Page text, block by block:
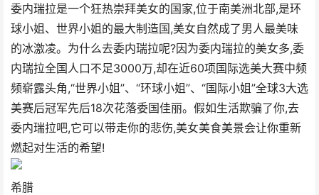
委内瑞拉是一个狂热崇拜美女的国家,位于南美洲北部,是环
球小姐、世界小姐的最大制造国,美女自然成了男人最美味
的冰激凌。为什么去委内瑞拉呢?因为委内瑞拉的美女多,委
内瑞拉全国人口不足3000万,却在近60项国际选美大赛中频
频崭露头角,“世界小姐”、“环球小姐”、“国际小姐”全球3大选
美赛后冠军先后18次花落委国佳丽。假如生活欺骗了你,去
委内瑞拉吧,它可以带走你的悲伤,美女美食美景会让你重新
燃起对生活的希望!
希腊